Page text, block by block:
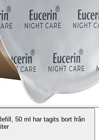
50 ml har tagits bort från